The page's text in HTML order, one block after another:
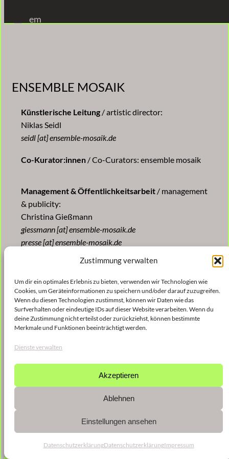
Zustimmung verwalten
Um dir ein optimales Erlebnis zu bieten, verwenden wir Technologien wie
Cookies, um Geräteinformationen zu speichern und/oder darauf zuzugreifen.
Wenn du diesen Technologien zustimmst, können wir Daten wie das
Surfverhalten oder eindeutige IDs auf dieser Website verarbeiten. Wenn du
deine Zustimmung nicht erteilst oder zurückziehst, können bestimmte
Merkmale und Funktionen beeinträchtigt werden.
Dienste verwalten
Akzeptieren
Ablehnen
Einstellungen ansehen
DatenschutzerklärungDatenschutzerklärungImpressum
Inhalt em
ENSEMBLE MOSAIK
Künstlerische Leitung / artistic director:
Niklas Seidl
seidl [at] ensemble-mosaik.de
Co-Kurator:innen / Co-Curators: ensemble mosaik
Management & Öffentlichkeitsarbeit / management
& publicity:
Christina Gießmann
giessmann [at] ensemble-mosaik.de
presse [at] ensemble-mosaik.de
management & tour management:
Nika Nardelli
produktion [at] ensemble-mosaik.de